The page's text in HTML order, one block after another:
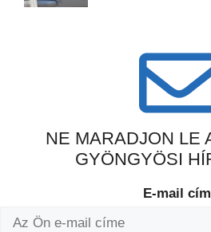
NE MARADJON LE
GYÖNGYÖSI
E-mail